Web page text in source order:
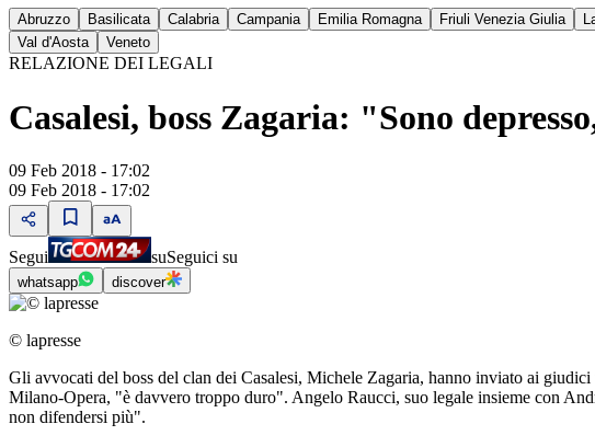
Abruzzo Basilicata Calabria Campania Emilia Romagna Friuli Venezia Giulia
Val d'Aosta
Veneto
RELAZIONE DEI LEGALI
Casalesi, boss Zagaria: "Sono
09 Feb 2018 - 17:02
09 Feb 2018 - 17:02
Segui suSeguici su
whatsapp discover
© lapresse
Gli avvocati del boss del clan dei Casalesi, Michele Zagaria, hanno inviato ai
Milano-Opera, "è davvero troppo duro". Angelo Raucci, suo legale insieme con
non difendersi più".